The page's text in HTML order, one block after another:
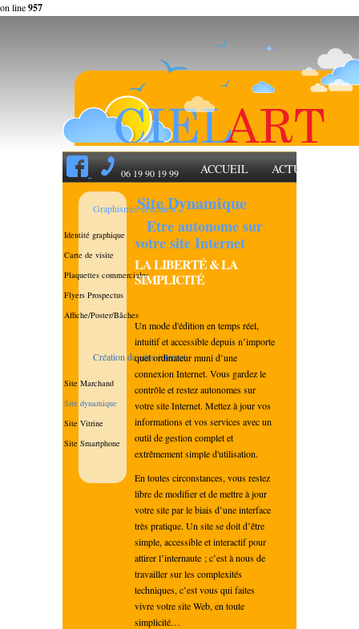
on line957
06 19 90 19 99 ACCUEIL ACTUALITÉ
Graphismes et édition
Identité graphique
Carte de visite
Plaquettes commerciales
Flyers Prospectus
Affiche/Poster/Bâches
Création de sites internet
Site Marchand
Site dynamique
Site Vitrine
Site Smartphone
Site Dynamique
Etre autonome sur
votre site Internet
LA LIBERTÉ & LA
SIMPLICITÉ
Un mode d'édition en temps réel,
intuitif et accessible depuis n’importe
quel ordinateur muni d’une
connexion Internet. Vous gardez le
contrôle et restez autonomes sur
votre site Internet. Mettez à jour vos
informations et vos services avec un
outil de gestion complet et
extrêmement simple d'utilisation.
En toutes circonstances, vous restez
libre de modifier et de mettre à jour
votre site par le biais d’une interface
très pratique. Un site se doit d’être
simple, accessible et interactif pour
attirer l’internaute ; c’est à nous de
travailler sur les complexités
techniques, c’est vous qui faites
vivre votre site Web, en toute
simplicité…